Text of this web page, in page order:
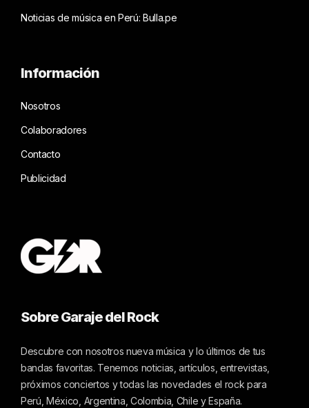
Noticias de música en Perú: Bulla.pe
Información
Nosotros
Colaboradores
Contacto
Publicidad
Sobre Garaje del Rock
Descubre con nosotros nueva música y lo últimos de tus
bandas favoritas. Tenemos noticias, artículos, entrevistas,
próximos conciertos y todas las novedades el rock para
Perú, México, Argentina, Colombia, Chile y España.